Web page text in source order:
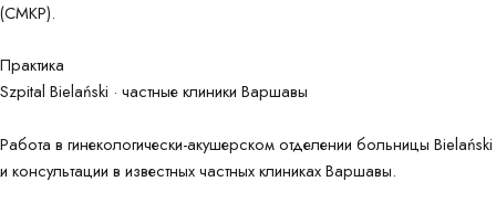
(CMKP).
Практика
Szpital Bielański · частные клиники Варшавы
Работа в гинекологически-акушерском отделении больницы Bielański
и консультации в известных частных клиниках Варшавы.